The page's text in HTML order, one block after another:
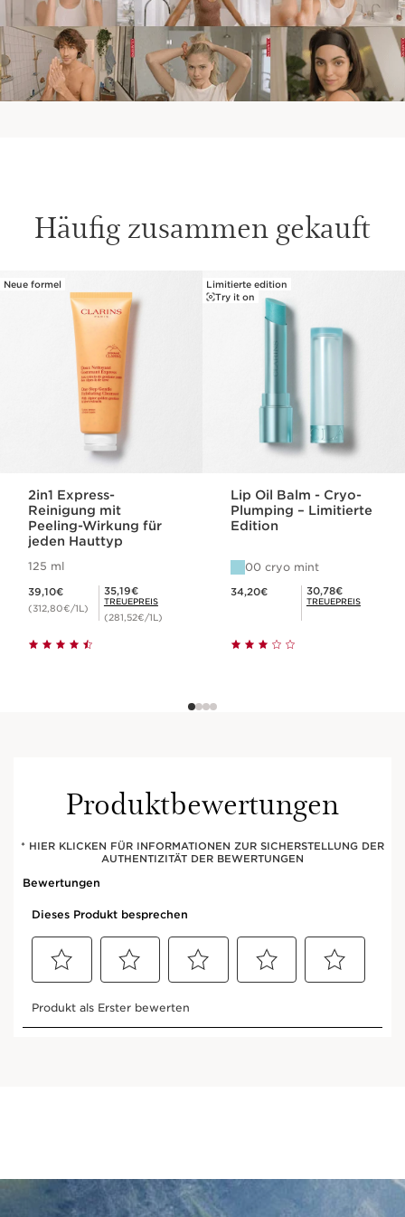
Häufig zusammen gekauft
WEITER ZUM INHALT
Neue formel
2in1 Express-
Reinigung mit
Peeling-Wirkung für
jeden Hauttyp
125 ml
39,10€
(312,80€/1L)
Mitgliederpreis 35,19€
35,19€
TREUEPREIS
(281,52€/1L)
Limitierte edition
Try it on
Lip Oil Balm - Cryo-
Plumping – Limitierte
Edition
00 cryo mint
34,20€ Mitgliederpreis 30,78€
30,78€
TREUEPREIS
Produktbewertungen
* HIER KLICKEN FÜR INFORMATIONEN ZUR SICHERSTELLUNG DER
AUTHENTIZITÄT DER BEWERTUNGEN